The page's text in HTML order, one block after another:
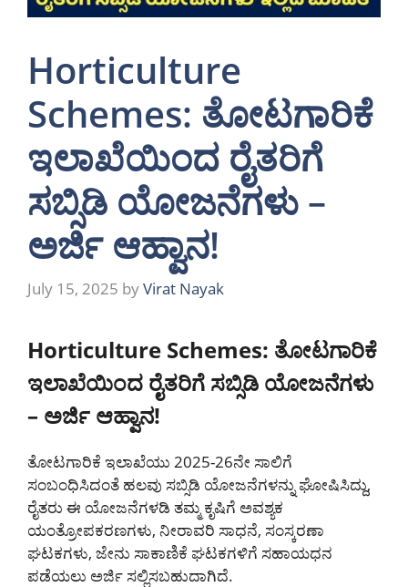
Horticulture
Schemes: ತೋಟಗಾರಿಕೆ
ಇಲಾಖೆಯಿಂದ ರೈತರಿಗೆ
ಸಬ್ಸಿಡಿ ಯೋಜನೆಗಳು –
ಅರ್ಜಿ ಆಹ್ವಾನ!
July 15, 2025 byVirat Nayak
Horticulture Schemes: ತೋಟಗಾರಿಕೆ
ಇಲಾಖೆಯಿಂದ ರೈತರಿಗೆ ಸಬ್ಸಿಡಿ ಯೋಜನೆಗಳು
– ಅರ್ಜಿ ಆಹ್ವಾನ!
ತೋಟಗಾರಿಕೆ ಇಲಾಖೆಯು 2025-26ನೇ ಸಾಲಿಗೆ
ಸಂಬಂಧಿಸಿದಂತೆ ಹಲವು ಸಬ್ಸಿಡಿ ಯೋಜನೆಗಳನ್ನು ಘೋಷಿಸಿದ್ದು,
ರೈತರು ಈ ಯೋಜನೆಗಳಡಿ ತಮ್ಮ ಕೃಷಿಗೆ ಅವಶ್ಯಕ
ಯಂತ್ರೋಪಕರಣಗಳು, ನೀರಾವರಿ ಸಾಧನೆ, ಸಂಸ್ಕರಣಾ
ಘಟಕಗಳು, ಜೇನು ಸಾಕಾಣಿಕೆ ಘಟಕಗಳಿಗೆ ಸಹಾಯಧನ
ಪಡೆಯಲು ಅರ್ಜಿ ಸಲ್ಲಿಸಬಹುದಾಗಿದೆ.